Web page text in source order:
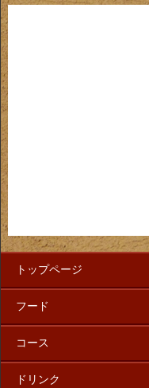
トップページ
フード
コース
ドリンク